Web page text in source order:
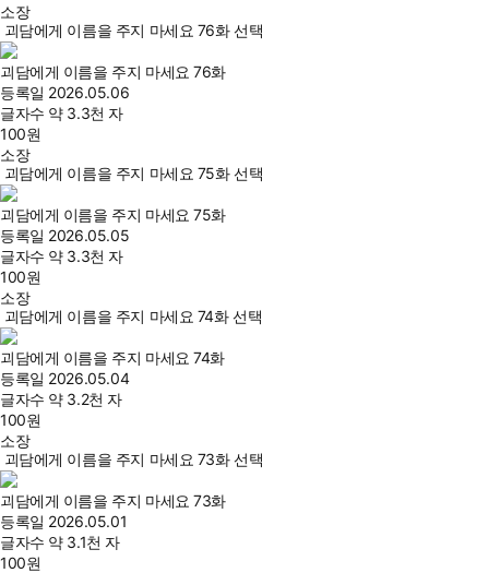
소장
괴담에게 이름을 주지 마세요 76화 선택
괴담에게 이름을 주지 마세요 76화
등록일 2026.05.06
글자수 약 3.3천 자
100원
소장
괴담에게 이름을 주지 마세요 75화 선택
괴담에게 이름을 주지 마세요 75화
등록일 2026.05.05
글자수 약 3.3천 자
100원
소장
괴담에게 이름을 주지 마세요 74화 선택
괴담에게 이름을 주지 마세요 74화
등록일 2026.05.04
글자수 약 3.2천 자
100원
소장
괴담에게 이름을 주지 마세요 73화 선택
괴담에게 이름을 주지 마세요 73화
등록일 2026.05.01
글자수 약 3.1천 자
100원